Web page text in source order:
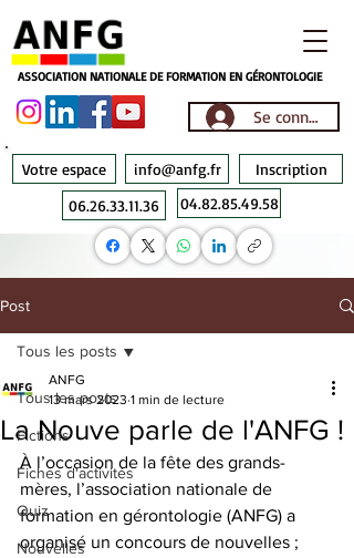
ASSOCIATION NATIONALE DE FORMATION EN GÉRONTOLOGIE
Se connecter
Votre espace info@anfg.fr
Inscription
06.26.33.11.36
04.82.85.49.58
Post
Tous les posts
Fictions
Fiches d'activités
Quiz
Nouvelles
Tous les posts
La Nouve parle de l'ANFG !
ANFG
13 mars 2023 1 min de lecture
À l’occasion de la fête des grands-
mères, l’association nationale de
formation en gérontologie (ANFG) a
organisé un concours de nouvelles ;